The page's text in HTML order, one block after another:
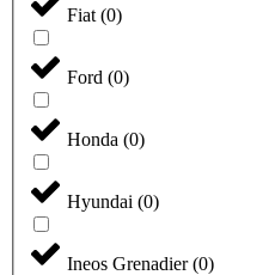
Fiat (0)
Ford (0)
Honda (0)
Hyundai (0)
Ineos Grenadier(0)